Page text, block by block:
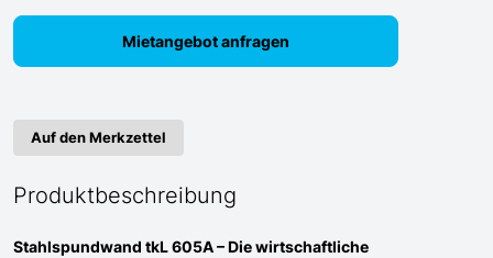
Mietangebot anfragen
Auf den Merkzettel
Produktbeschreibung
Stahlspundwand tkL 605A – Die wirtschaftliche